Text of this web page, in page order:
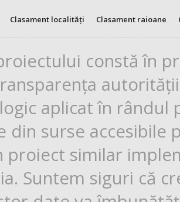
Clasament localități Clasament raioane
constă în
aplicat în rândul
din surse
proiect similar
Suntem siguri că